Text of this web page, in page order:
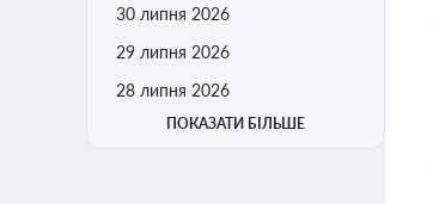
30 липня 2026
29 липня 2026
28 липня 2026
ПОКАЗАТИ БІЛЬШЕ